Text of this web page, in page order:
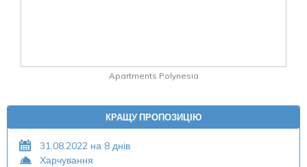
Apartments Polynesia
КРАЩУ ПРОПОЗИЦІЮ
31.08.2022 на 8 днів
Харчування